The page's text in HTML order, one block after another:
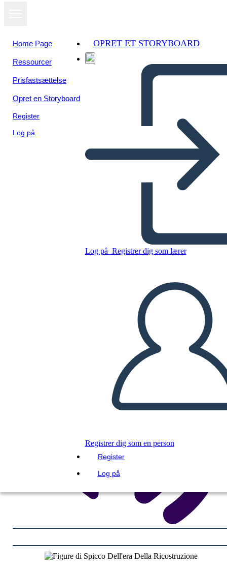
Home Page
Ressourcer
Prisfastsættelse
Opret en Storyboard
Register
Log på
OPRET ET STORYBOARD
Log på Registrer dig som lærer
Registrer dig som en person
Register
Log på
AFSPIL DIASSHOW
LÆS FOR MIG